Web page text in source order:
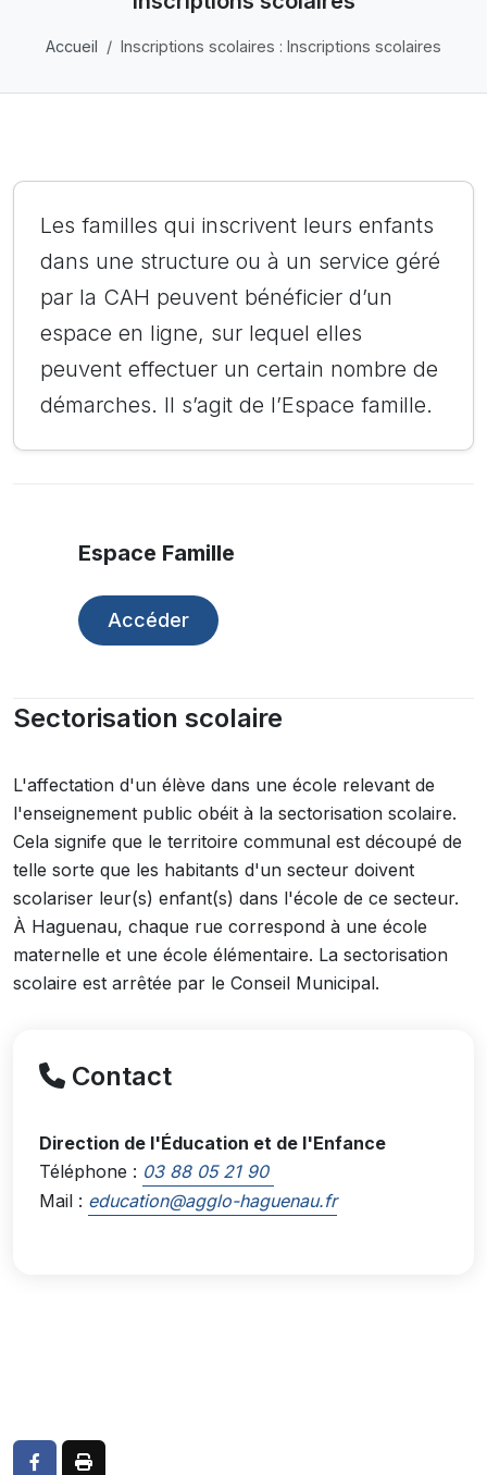
Accueil Inscriptions scolaires : Inscriptions scolaires
Les familles qui inscrivent leurs enfants
dans une structure ou à un service géré
par la CAH peuvent bénéficier d’un
espace en ligne, sur lequel elles
peuvent effectuer un certain nombre de
démarches. Il s’agit de l’Espace famille.
Espace Famille
Accéder
Sectorisation scolaire
L'affectation d'un élève dans une école relevant de
l'enseignement public obéit à la sectorisation scolaire.
Cela signife que le territoire communal est découpé de
telle sorte que les habitants d'un secteur doivent
scolariser leur(s) enfant(s) dans l'école de ce secteur.
À Haguenau, chaque rue correspond à une école
maternelle et une école élémentaire. La sectorisation
scolaire est arrêtée par le Conseil Municipal.
Contact
Direction de l'Éducation et de l'Enfance
Téléphone : 03 88 05 21 90
Mail : education@agglo-haguenau.fr